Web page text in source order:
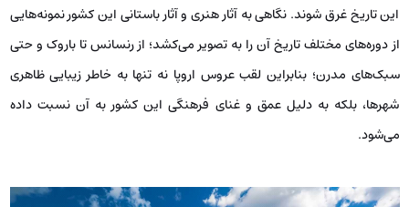
این تاریخ غرق شوند. نگاهی به آثار هنری و آثار باستانی این کشور نمونه‌هایی
از دوره‌های مختلف تاریخ آن را به تصویر می‌کشد؛ از رنسانس تا باروک و حتی
سبک‌های مدرن؛ بنابراین لقب عروس اروپا نه تنها به خاطر زیبایی ظاهری
شهرها، بلکه به دلیل عمق و غنای فرهنگی این کشور به آن نسبت داده
می‌شود.